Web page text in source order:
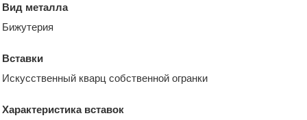
Вид металла
Бижутерия
Вставки
Искусственный кварц собственной огранки
Характеристика вставок